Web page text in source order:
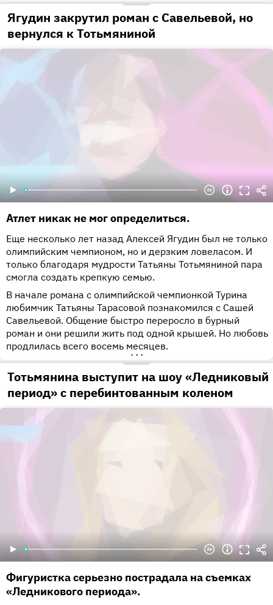
Ягудин закрутил роман с Савельевой, но
вернулся к Тотьмяниной
Атлет никак не мог определиться.
Еще несколько лет назад Алексей Ягудин был не только
олимпийским чемпионом, но и дерзким ловеласом. И
только благодаря мудрости Татьяны Тотьмяниной пара
смогла создать крепкую семью.
В начале романа с олимпийской чемпионкой Турина
любимчик Татьяны Тарасовой познакомился с Сашей
Савельевой. Общение быстро переросло в бурный
роман и они решили жить под одной крышей. Но любовь
продлилась всего восемь месяцев.
•••
Тотьмянина выступит на шоу «Ледниковый
период» с перебинтованным коленом
Фигуристка серьезно пострадала на съемках
«Ледникового периода».